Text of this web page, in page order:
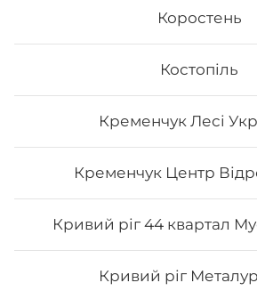
Коростень
Костопіль
Кременчук Лесі
Кременчук Центр
Кривий ріг 44 квартал
Кривий ріг
Рол «Гриль рол»
Вага:197 г Склад: Норі, рис, тунець
223